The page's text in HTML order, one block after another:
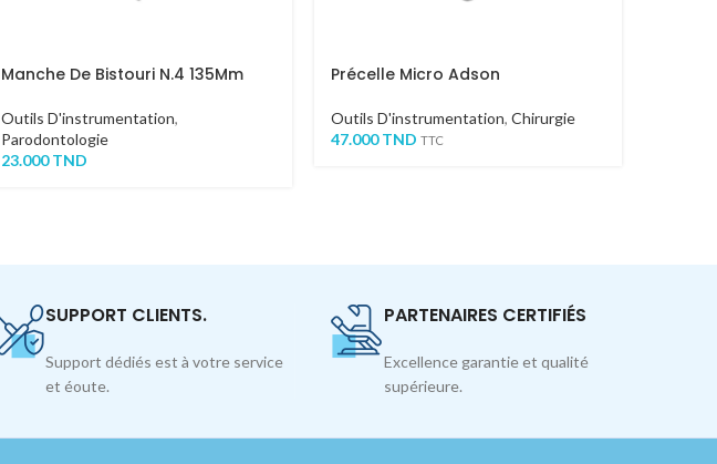
Manche De Bistouri N.4 135Mm
Outils D'instrumentation,
Parodontologie
23.000TND
Précelle Micro Adson
Outils D'instrumentation, Chirurgie
47.000TND TTC
SUPPORT CLIENTS.
Support dédiés est à votre service
et éoute.
PARTENAIRES CERTIFIÉS
Excellence garantie et qualité
supérieure.